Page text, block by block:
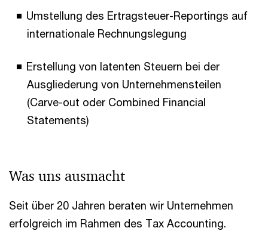
Umstellung des Ertragsteuer-Reportings auf
internationale Rechnungslegung
Erstellung von latenten Steuern bei der
Ausgliederung von Unternehmensteilen
(Carve-out oder Combined Financial
Statements)
Was uns ausmacht
Seit über 20 Jahren beraten wir Unternehmen
erfolgreich im Rahmen des Tax Accounting.